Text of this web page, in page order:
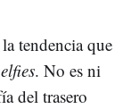
tendencia que
. No es ni
del trasero